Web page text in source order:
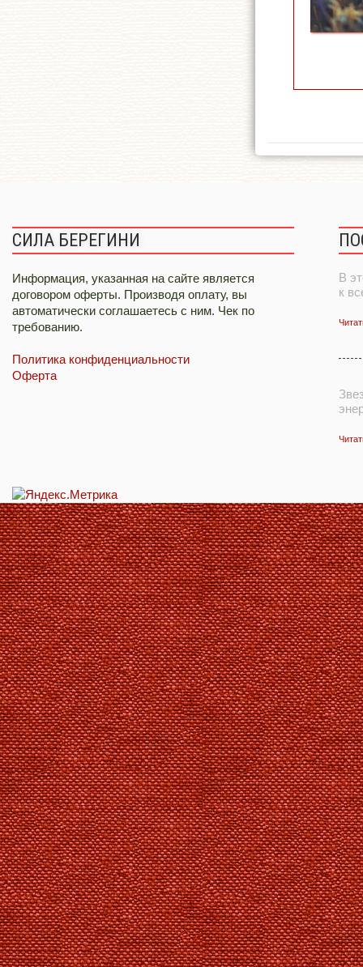
СИЛА БЕРЕГИНИ
Информация, указанная на сайте является
договором оферты. Производя оплату, вы
автоматически соглашаетесь с ним. Чек по
требованию.
Политика конфиденциальности
Оферта
В
к